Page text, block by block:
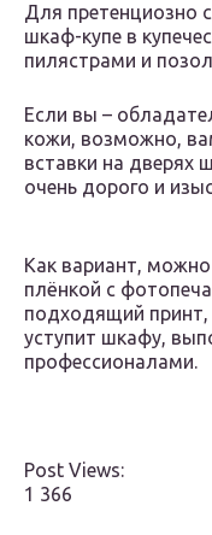
Для претенциозно
шкаф-купе в
пилястрами и
Если вы –
кожи, возможно,
вставки на дверях
очень дорого и
Как вариант,
плёнкой с
подходящий принт,
уступит шкафу,
профессионалами.
Post Views:
1 366